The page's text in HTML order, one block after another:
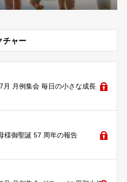
チャー
月 月例集会 毎日の小さな成長
様御聖誕 57 周年の報告